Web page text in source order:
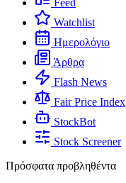
Feed
Watchlist
Ημερολόγιο
Άρθρα
Flash News
Fair Price Index
StockBot
Stock Screener
Πρόσφατα προβληθέντα